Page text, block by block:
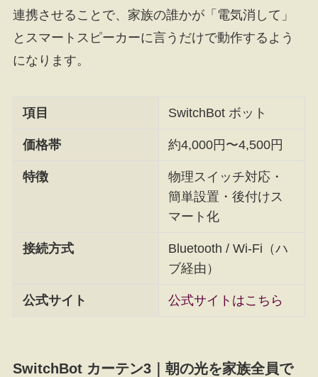
連携させることで、家族の誰かが「電気消して」
とスマートスピーカーに言うだけで動作するよう
になります。
項目 SwitchBot ボット
価格帯 約4,000円〜4,500円
特徴
物理スイッチ対応・
簡単設置・後付けス
マート化
接続方式
Bluetooth / Wi-Fi（ハ
ブ経由）
公式サイト 公式サイトはこちら
SwitchBot カーテン3｜朝の光を家族全員で